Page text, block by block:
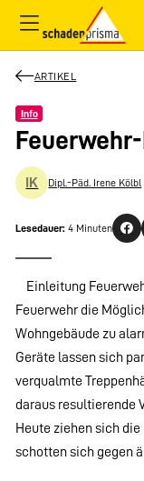
ARTIKEL
Info
IK Dipl.-Päd. Irene Kölbl
Lesedauer: 4 Minuten
Einleitung
Feuerwehr die
Wohngebäude zu
Geräte lassen sich
verqualmte
daraus resultierende
Heute ziehen sich
schotten sich gegen